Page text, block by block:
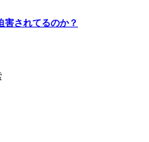
害されてるのか？